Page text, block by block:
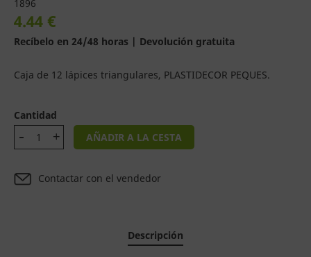
1896
4.44 €
Recíbelo en 24/48 horas | Devolución gratuita
Caja de 12 lápices triangulares, PLASTIDECOR PEQUES.
Cantidad
AÑADIR A LA CESTA
Contactar con el vendedor
Descripción